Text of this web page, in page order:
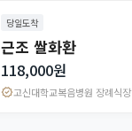
당일도착
근조 쌀화환
118,000원
verified고신대학교복음병원 장례식장